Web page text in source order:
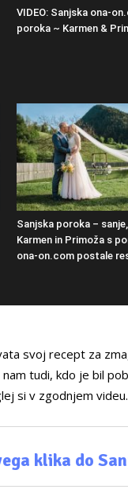
VIDEO: Sanjska ona-
poroka ~ Karmen &
Sanjska poroka –
Karmen in Primoža s
ona-on.com postale
svoj recept za
nam tudi, kdo je bil
si v zgodnjem videu.
klika do